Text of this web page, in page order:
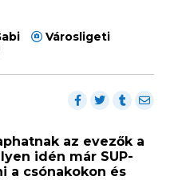
Városligeti
az evezők a
idén már SUP-
a csónakokon és